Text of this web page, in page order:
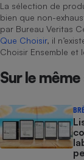
La sélection de
bien que non-
par Bureau Veritas
Que Choisir, il
Choisir Ensemble et
Sur le